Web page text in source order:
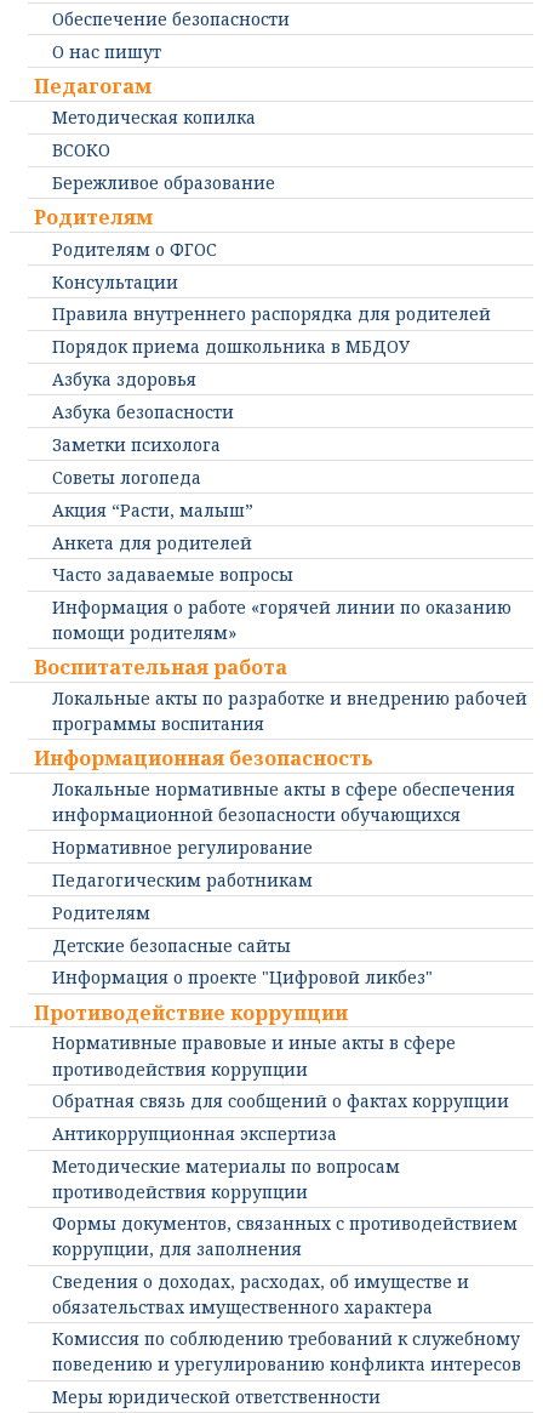
Обеспечение безопасности
О нас пишут
Педагогам
Методическая копилка
ВСОКО
Бережливое образование
Родителям
Родителям о ФГОС
Консультации
Правила внутреннего распорядка для родителей
Порядок приема дошкольника в МБДОУ
Азбука здоровья
Азбука безопасности
Заметки психолога
Советы логопеда
Акция “Расти, малыш”
Анкета для родителей
Часто задаваемые вопросы
Информация о работе «горячей линии по оказанию
помощи родителям»
Воспитательная работа
Локальные акты по разработке и внедрению рабочей
программы воспитания
Информационная безопасность
Локальные нормативные акты в сфере обеспечения
информационной безопасности обучающихся
Нормативное регулирование
Педагогическим работникам
Родителям
Детские безопасные сайты
Информация о проекте "Цифровой ликбез"
Противодействие коррупции
Нормативные правовые и иные акты в сфере
противодействия коррупции
Обратная связь для сообщений о фактах коррупции
Антикоррупционная экспертиза
Методические материалы по вопросам
противодействия коррупции
Формы документов, связанных с противодействием
коррупции, для заполнения
Сведения о доходах, расходах, об имуществе и
обязательствах имущественного характера
Комиссия по соблюдению требований к служебному
поведению и урегулированию конфликта интересов
Меры юридической ответственности